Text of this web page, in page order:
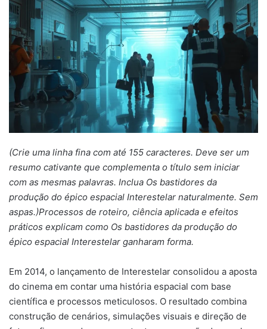
mail
(Crie uma linha fina com até 155 caracteres. Deve ser um
resumo cativante que complementa o título sem iniciar
com as mesmas palavras. Inclua Os bastidores da
produção do épico espacial Interestelar naturalmente. Sem
aspas.)Processos de roteiro, ciência aplicada e efeitos
práticos explicam como Os bastidores da produção do
épico espacial Interestelar ganharam forma.
Em 2014, o lançamento de Interestelar consolidou a aposta
do cinema em contar uma história espacial com base
científica e processos meticulosos. O resultado combina
construção de cenários, simulações visuais e direção de